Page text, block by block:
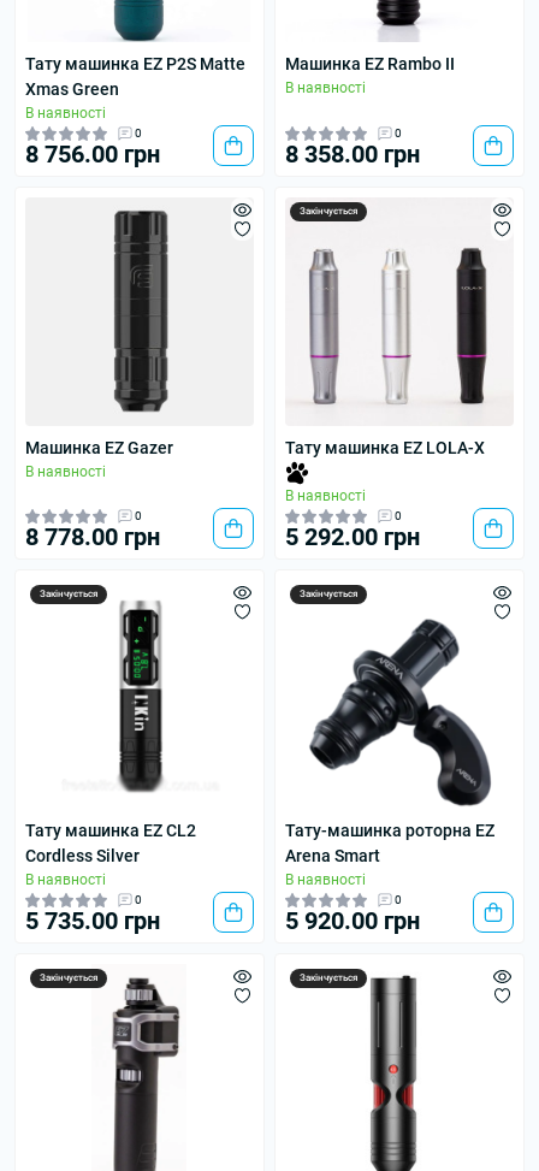
Тату машинка EZ P2S Matte
Xmas Green
В наявності
0
8 756.00 грн
Машинка EZ Rambo II
В наявності
0
8 358.00 грн
Машинка EZ Gazer
В наявності
0
8 778.00 грн
Закінчується
Тату машинка EZ LOLA-X
В наявності
0
5 292.00 грн
Закінчується
Тату машинка EZ CL2
Cordless Silver
В наявності
0
5 735.00 грн
Закінчується
Тату-машинка роторна EZ
Arena Smart
В наявності
0
5 920.00 грн
Закінчується Закінчується